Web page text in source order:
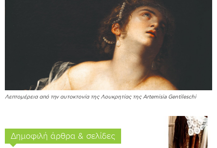
Λεπτομέρεια από την αυτοκτονία της Λουκρητίας της Artemisia Gentileschi
Δημοφιλή άρθρα & σελίδες